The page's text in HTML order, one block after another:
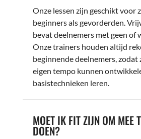
Onze lessen zijn geschikt voor
beginners als gevorderden.
bevat deelnemers met geen of
Onze trainers houden altijd
beginnende deelnemers, zodat
eigen tempo kunnen
basistechnieken leren.
MOET IK FIT ZIJN OM MEE
DOEN?